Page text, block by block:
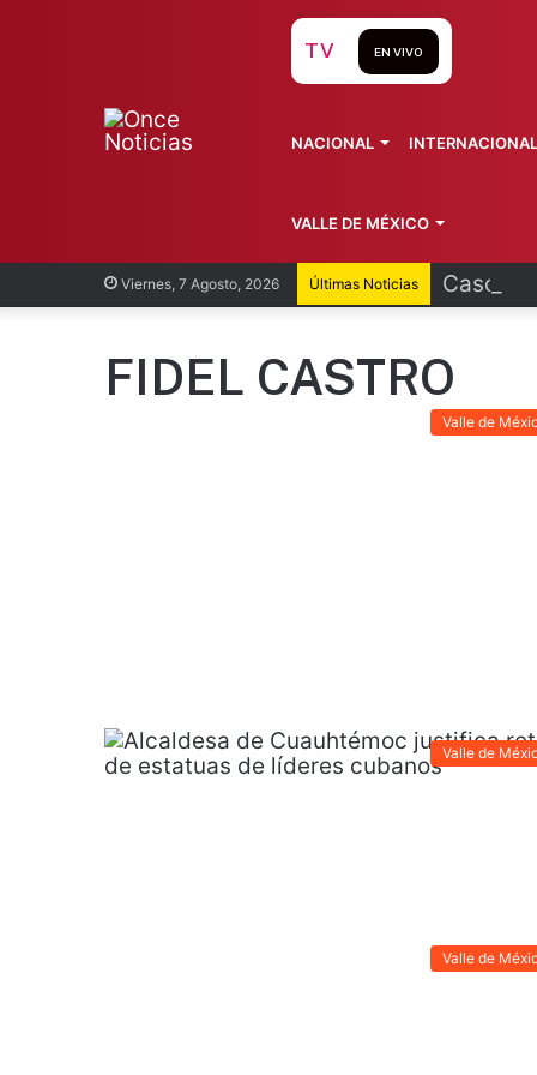
Viernes, 7 Agosto, 2026 Últimas Noticias Caso
TV EN VIVO
NACIONAL INTERNACIONAL
VALLE DE MÉXICO
FIDEL CASTRO
Valle de
Valle de
Valle de